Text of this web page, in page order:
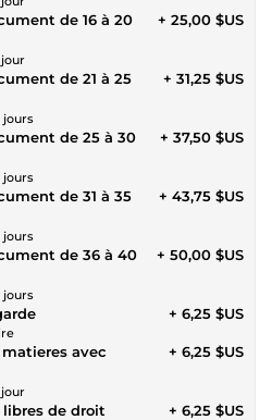
de 16 à 20
+ 25,00 $US
de 21 à 25
jours
+ 31,25 $US
de 25 à 30
jours
+ 37,50 $US
de 31 à 35
jours
+ 43,75 $US
de 36 à 40
jours
+ 50,00 $US
+ 6,25 $US
avec
+ 6,25 $US
de droit + 6,25 $US